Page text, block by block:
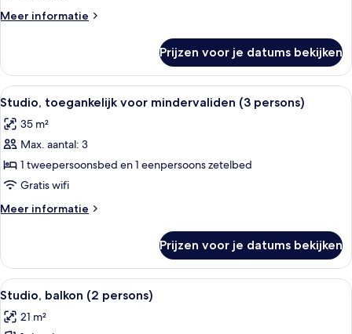
persons)
Meer informatie
Meer
toegankelijk
voor
mindervaliden
persons)
Prijzen voor je datums bekijken
Alle
foto's
voor
Studio,
toegankelijk
voor
mindervaliden
(3
laden
Een moderne hotelkamer met een
8
Studio, toegankelijk voor mindervaliden (3 persons)
35 m²
Max. aantal: 3
1 tweepersoonsbed en 1 eenpersoons zetelbed
Gratis wifi
Meer informatie
Meer
toegankelijk
voor
mindervaliden
persons)
Prijzen voor je datums bekijken
Alle
foto's
voor
Een moderne hotelkamer met een
13
Studio, balkon (2 persons)
21 m²